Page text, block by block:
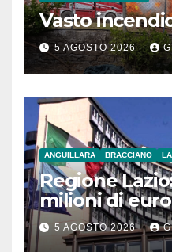
Vasto
5 AGOSTO 2026
ANGUILLARA BRACCIANO
Regione
milioni di
Comuni
Meridionale
5 AGOSTO 2026